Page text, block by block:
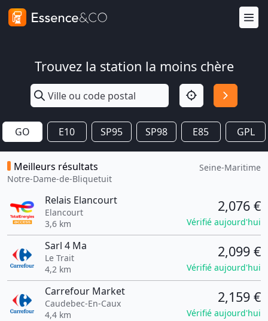
Trouvez la station la moins chère
GO E10 SP95 SP98 E85 GPL
Meilleurs résultats
Notre-Dame-de-Bliquetuit
Seine-Maritime
Relais Elancourt
Elancourt
3,6 km
2,076 €
Vérifié aujourd'hui
Sarl 4 Ma
Le Trait
4,2 km
2,099 €
Vérifié aujourd'hui
Carrefour Market
Caudebec-En-Caux
4,4 km
2,159 €
Vérifié aujourd'hui